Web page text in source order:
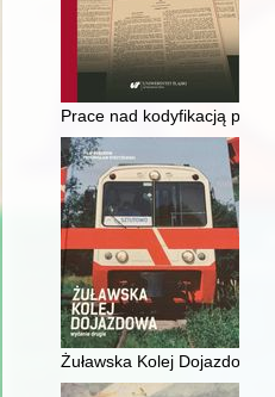
Prace nad kodyfikacją
Żuławska Kolej Dojazdowa